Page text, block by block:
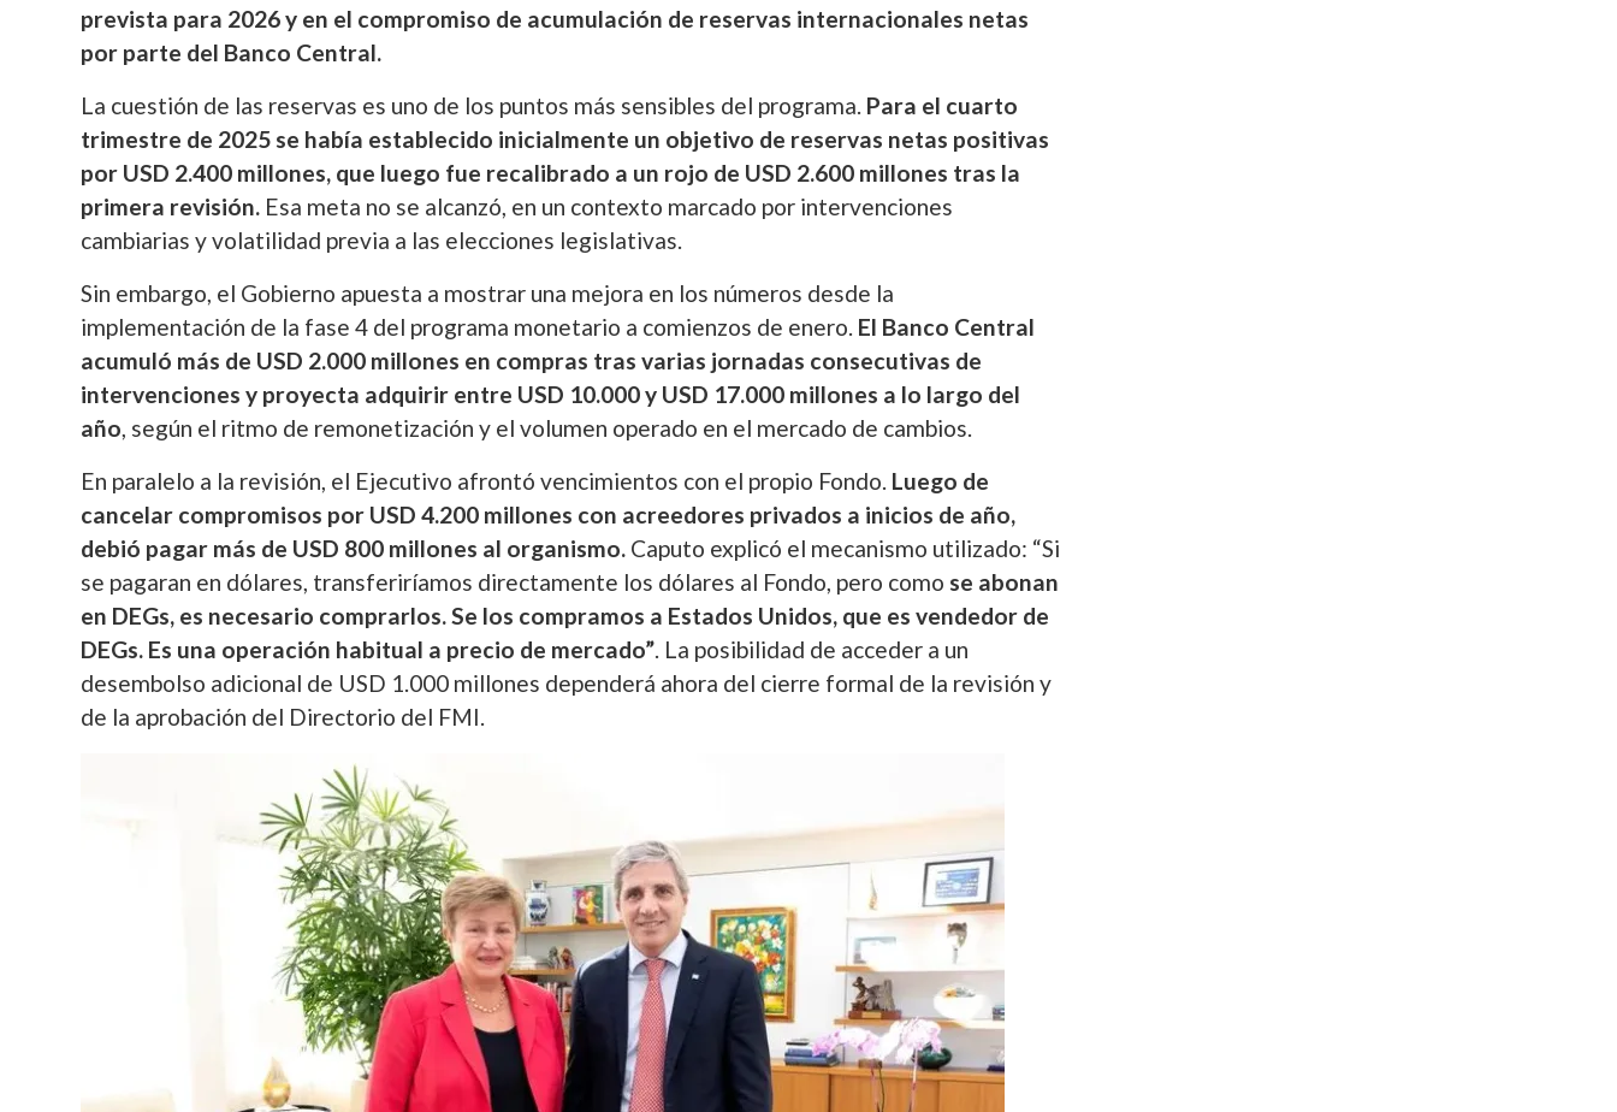
prevista para 2026 y en el compromiso de acumulación de reservas internacionales netas
por parte del Banco Central.
La cuestión de las reservas es uno de los puntos más sensibles del programa. Para el cuarto
trimestre de 2025 se había establecido inicialmente un objetivo de reservas netas positivas
por USD 2.400 millones, que luego fue recalibrado a un rojo de USD 2.600 millones tras la
primera revisión. Esa meta no se alcanzó, en un contexto marcado por intervenciones
cambiarias y volatilidad previa a las elecciones legislativas.
Sin embargo, el Gobierno apuesta a mostrar una mejora en los números desde la
implementación de la fase 4 del programa monetario a comienzos de enero. El Banco Central
acumuló más de USD 2.000 millones en compras tras varias jornadas consecutivas de
intervenciones y proyecta adquirir entre USD 10.000 y USD 17.000 millones a lo largo del
año, según el ritmo de remonetización y el volumen operado en el mercado de cambios.
En paralelo a la revisión, el Ejecutivo afrontó vencimientos con el propio Fondo. Luego de
cancelar compromisos por USD 4.200 millones con acreedores privados a inicios de año,
debió pagar más de USD 800 millones al organismo. Caputo explicó el mecanismo utilizado: “Si
se pagaran en dólares, transferiríamos directamente los dólares al Fondo, pero como se abonan
en DEGs, es necesario comprarlos. Se los compramos a Estados Unidos, que es vendedor de
DEGs. Es una operación habitual a precio de mercado”. La posibilidad de acceder a un
desembolso adicional de USD 1.000 millones dependerá ahora del cierre formal de la revisión y
de la aprobación del Directorio del FMI.